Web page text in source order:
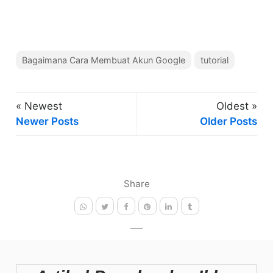
Share
Bagaimana Cara Membuat Akun Google tutorial
« Newest
Newer Posts
Oldest »
Older Posts